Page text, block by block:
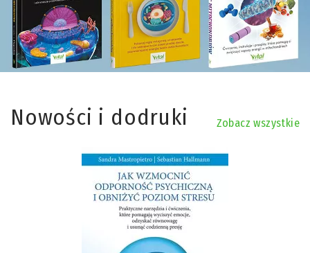
Nowości i dodruki Zobacz wszystkie